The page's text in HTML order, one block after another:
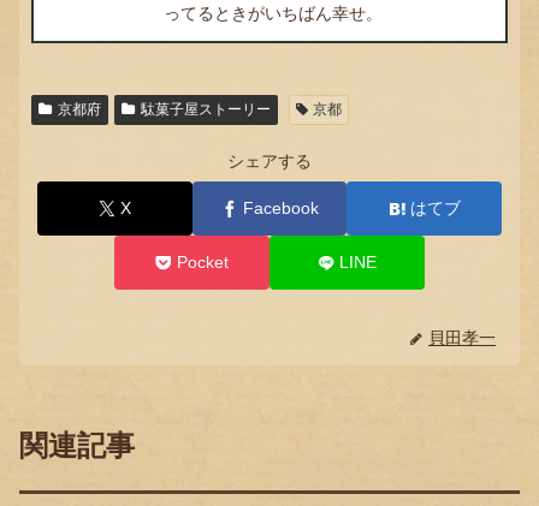
ってるときがいちばん幸せ。
京都府 駄菓子屋ストーリー 京都
シェアする
X Facebook はてブ
Pocket LINE
貝田孝一
関連記事